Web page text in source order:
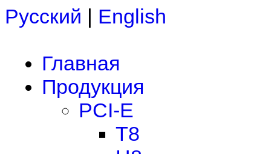
Русский | English
Главная
Продукция
PCI-E
T8